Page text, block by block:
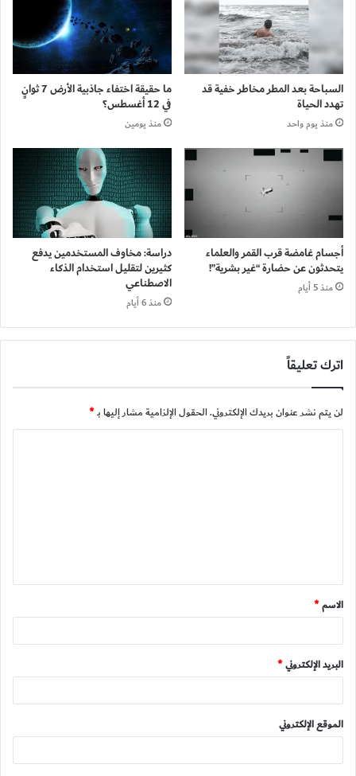
السباحة بعد المطر مخاطر خفية قد
تهدد الحياة
منذ يوم واحد
ما حقيقة اختفاء جاذبية الأرض 7 ثوانٍ
في 12 أغسطس؟
منذ يومين
أجسام غامضة قرب القمر والعلماء
يتحدثون عن حضارة “غير بشرية”!
منذ 5 أيام
دراسة: مخاوف المستخدمين يدفع
كثيرين لتقليل استخدام الذكاء
الاصطناعي
منذ 6 أيام
اترك تعليقاً
لن يتم نشر عنوان بريدك الإلكتروني.الحقول الإلزامية مشار إليها بـ*
ق
*
الاسم*
البريد الإلكتروني*
الموقع الإلكتروني